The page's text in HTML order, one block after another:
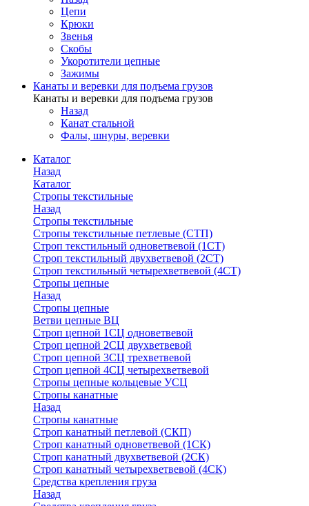
Цепи
Крюки
Звенья
Скобы
Укоротители цепные
Зажимы
Канаты и веревки для подъема грузов
Канаты и веревки для подъема грузов
Назад
Канат стальной
Фалы, шнуры, веревки
Каталог
Назад
Каталог
Стропы текстильные
Назад
Стропы текстильные
Стропы текстильные петлевые (СТП)
Строп текстильный одноветвевой (1СТ)
Строп текстильный двухветвевой (2СТ)
Строп текстильный четырехветвевой (4СТ)
Стропы цепные
Назад
Стропы цепные
Ветви цепные ВЦ
Строп цепной 1СЦ одноветвевой
Строп цепной 2СЦ двухветвевой
Строп цепной 3СЦ трехветвевой
Строп цепной 4СЦ четырехветвевой
Стропы цепные кольцевые УСЦ
Стропы канатные
Назад
Стропы канатные
Строп канатный петлевой (СКП)
Строп канатный одноветвевой (1СК)
Строп канатный двухветвевой (2СК)
Строп канатный четырехветвевой (4СК)
Средства крепления груза
Назад